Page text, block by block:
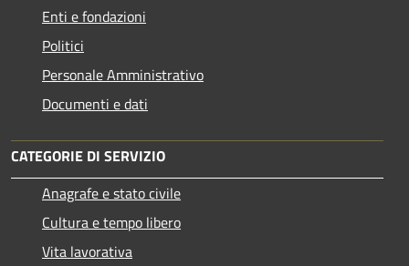
Enti e fondazioni
Politici
Personale Amministrativo
Documenti e dati
CATEGORIE DI SERVIZIO
Anagrafe e stato civile
Cultura e tempo libero
Vita lavorativa